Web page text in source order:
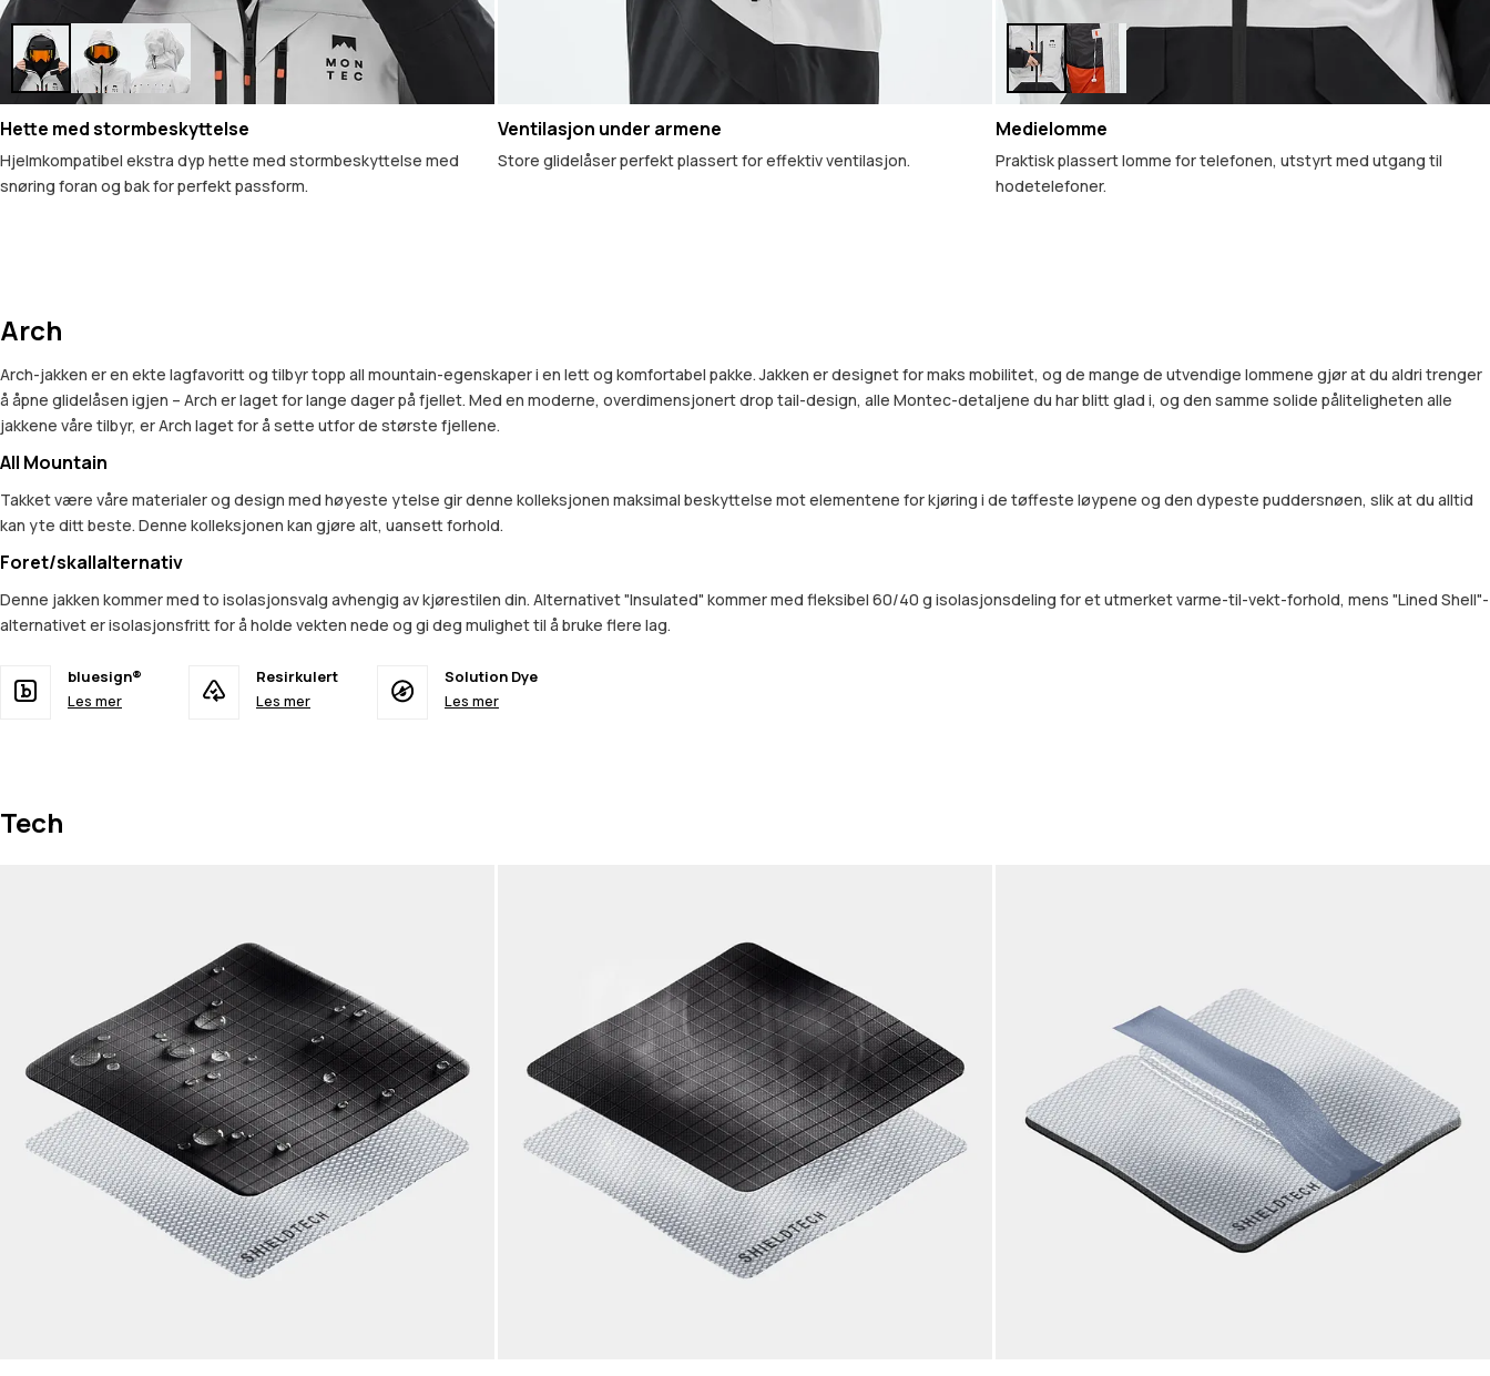
Hette med stormbeskyttelse
Hjelmkompatibel ekstra dyp hette med stormbeskyttelse med
snøring foran og bak for perfekt passform.
Ventilasjon under armene
Store glidelåser perfekt plassert for effektiv ventilasjon.
Medielomme
Praktisk plassert lomme for telefonen, utstyrt med utgang til
hodetelefoner.
Arch
Arch-jakken er en ekte lagfavoritt og tilbyr topp all mountain-egenskaper i en lett og komfortabel pakke. Jakken er designet for maks mobilitet, og de mange de utvendige lommene gjør at du aldri trenger
å åpne glidelåsen igjen – Arch er laget for lange dager på fjellet. Med en moderne, overdimensjonert drop tail-design, alle Montec-detaljene du har blitt glad i, og den samme solide påliteligheten alle
jakkene våre tilbyr, er Arch laget for å sette utfor de største fjellene.
All Mountain
Takket være våre materialer og design med høyeste ytelse gir denne kolleksjonen maksimal beskyttelse mot elementene for kjøring i de tøffeste løypene og den dypeste puddersnøen, slik at du alltid
kan yte ditt beste. Denne kolleksjonen kan gjøre alt, uansett forhold.
Foret/skallalternativ
Denne jakken kommer med to isolasjonsvalg avhengig av kjørestilen din. Alternativet "Insulated" kommer med fleksibel 60/40 g isolasjonsdeling for et utmerket varme-til-vekt-forhold, mens "Lined Shell"-
alternativet er isolasjonsfritt for å holde vekten nede og gi deg mulighet til å bruke flere lag.
bluesign®
Les mer
Resirkulert
Les mer
Solution Dye
Les mer
Tech